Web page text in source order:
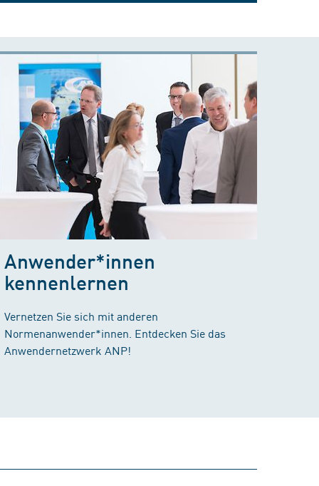
Anwender*innen
kennenlernen
Vernetzen Sie sich mit anderen
Normenanwender*innen. Entdecken Sie das
Anwendernetzwerk ANP!